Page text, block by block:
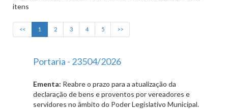
itens
<< 1 2 3 4 5 >>
Portaria - 23504/2026
Ementa: Reabre o prazo para a atualização da
declaração de bens e proventos por vereadores e
servidores no âmbito do Poder Legislativo Municipal.